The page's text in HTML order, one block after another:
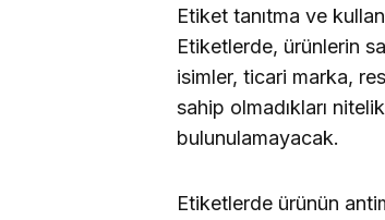
Etiket tanıtma ve
Etiketlerde, ürünlerin
isimler, ticari marka,
sahip olmadıkları
bulunulamayacak.
Etiketlerde ürünün